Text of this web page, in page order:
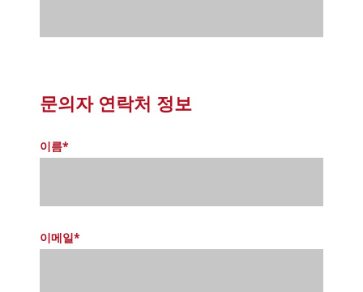
문의자 연락처 정보
이름*
이메일*